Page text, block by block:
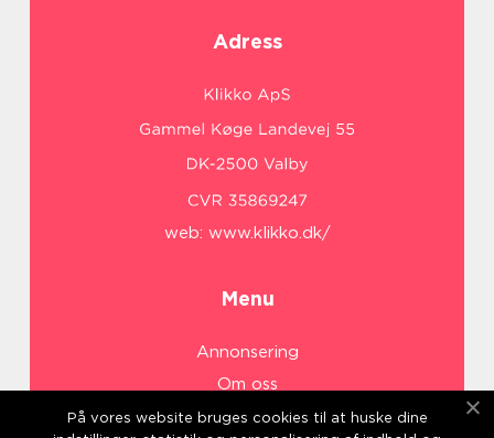
Adress
web: www.klikko.dk/
Menu
Annonsering
Om oss
Cookies
På vores website bruges cookies til at huske dine